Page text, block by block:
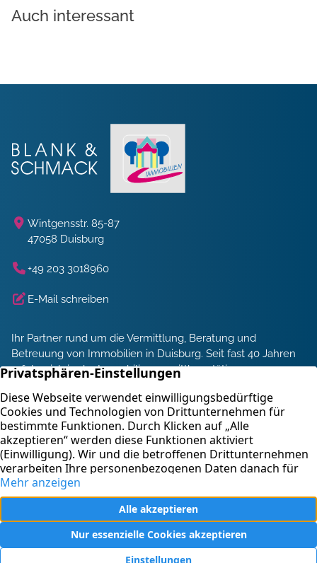
Auch interessant
Wintgensstr. 85-87
47058 Duisburg
+49 203 3018960
E-Mail schreiben
Ihr Partner rund um die Vermittlung, Beratung und
Betreuung von Immobilien in Duisburg. Seit fast 40 Jahren
erfolgreich in der Immobilienvermittlung tätig.
Energieberatung und Service
Immobilienbewertung
Kontakt
Blank & Schmack Immobilien, Inh. Claus Stuckardt e. K. –
Immobilienmakler Duisburg